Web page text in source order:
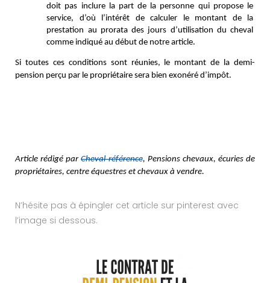
doit pas inclure la part de la personne qui propose le
service, d’où l’intérêt de calculer le montant de la
prestation au prorata des jours d’utilisation du cheval
comme indiqué au début de notre article.
Si toutes ces conditions sont réunies, le montant de la demi-
pension perçu par le propriétaire sera bien exonéré d’impôt.
Article rédigé parCheval référence, Pensions chevaux, écuries de
propriétaires, centre équestres et chevaux à vendre.
N’hésite pas à épingler cet article sur pinterest avec
l’image si dessous.